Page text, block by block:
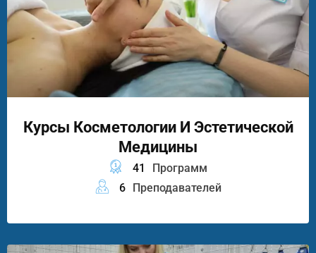
Курсы Косметологии И Эстетической
Медицины
41
Программ
6
Преподавателей